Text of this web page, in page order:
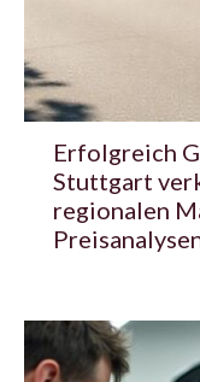
Erfolgreich
Stuttgart
regionalen